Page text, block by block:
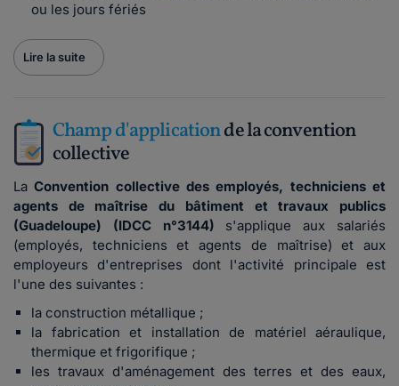
ou les jours fériés
Lire la suite
Champ d'applicationde la convention
collective
LaConvention collective des employés, techniciens et
agents de maîtrise du bâtiment et travaux publics
(Guadeloupe) (IDCC n°3144) s'applique aux salariés
(employés, techniciens et agents de maîtrise) et aux
employeurs d'entreprises dont l'activité principale est
l'une des suivantes :
la construction métallique ;
la fabrication et installation de matériel aéraulique,
thermique et frigorifique ;
les travaux d'aménagement des terres et des eaux,